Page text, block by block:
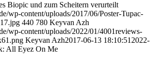
Biopic und zum Scheitern verurteilt
wp-content/uploads/2017/06/Poster-Tupac-
440 780 Keyvan Azh
wp-content/uploads/2022/01/4001reviews-
Keyvan Azh2017-06-13 18:10:51 2022-
All Eyez On Me